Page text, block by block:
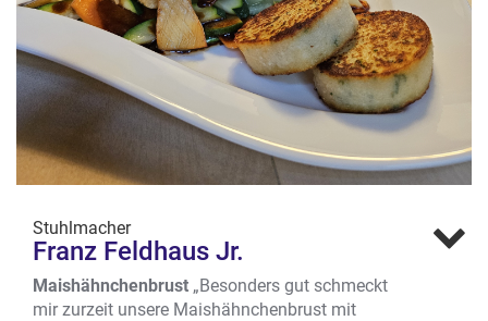
Stuhlmacher
Franz Feldhaus Jr.
Maishähnchenbrust „Besonders gut schmeckt
mir zurzeit unsere Maishähnchenbrust mit